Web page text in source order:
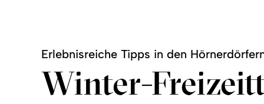
Erlebnisreiche Tipps in den
Winter-